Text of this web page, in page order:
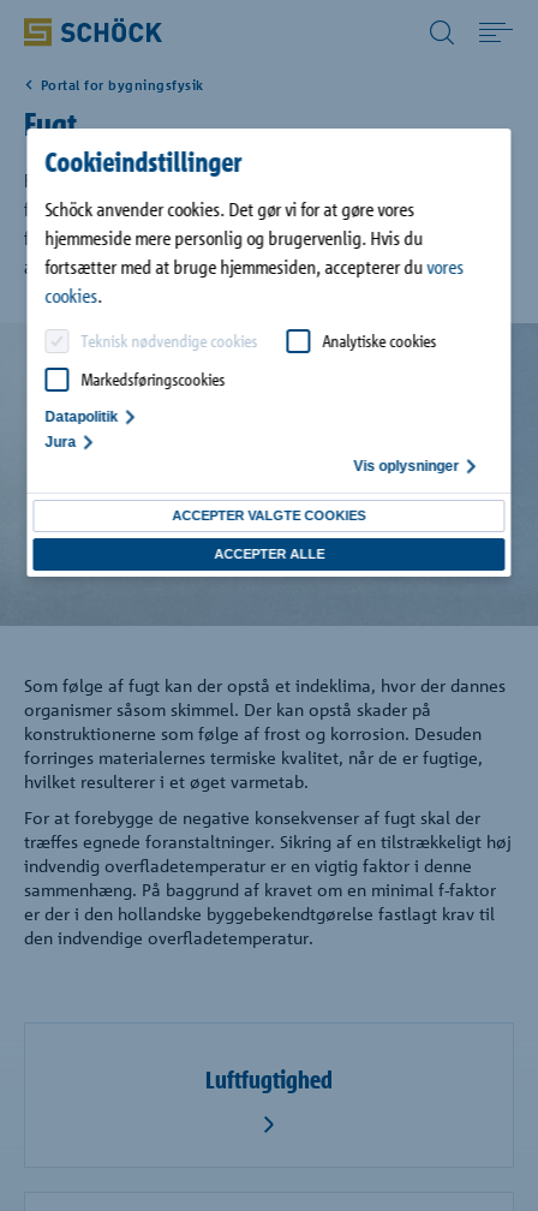
Cookieindstillinger
Schöck anvender cookies. Det gør vi for at gøre vores
hjemmeside mere personlig og brugervenlig. Hvis du
fortsætter med at bruge hjemmesiden, accepterer duvores
cookies.
Teknisk nødvendige cookies
Analytiske cookies
Markedsføringscookies
Datapolitik
Jura
Vis oplysninger
ACCEPTER VALGTE COOKIES
ACCEPTER ALLE
Anvendelse
Produkter
Digitale løsninger
Kontakt
Denmark (DK) Dansk
Portal for bygningsfysik
Fugt
Fugt i en bygning opstår under bygningens brug, eksempelvis som
følge af madlavning eller brusebad. Mennesker producerer også
fugt, når de trækker vejret. Indtrængende eller opstigende fugt er
andre kilder til fugt i bygningen.
Som følge af fugt kan der opstå et indeklima, hvor der dannes
organismer såsom skimmel. Der kan opstå skader på
konstruktionerne som følge af frost og korrosion. Desuden
forringes materialernes termiske kvalitet, når de er fugtige,
hvilket resulterer i et øget varmetab.
For at forebygge de negative konsekvenser af fugt skal der
træffes egnede foranstaltninger. Sikring af en tilstrækkeligt høj
indvendig overfladetemperatur er en vigtig faktor i denne
sammenhæng. På baggrund af kravet om en minimal f-faktor
er der i den hollandske byggebekendtgørelse fastlagt krav til
den indvendige overfladetemperatur.
Luftfugtighed